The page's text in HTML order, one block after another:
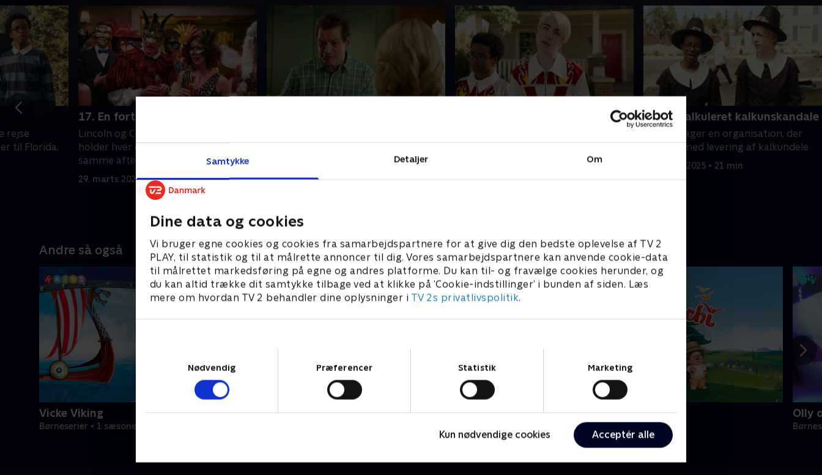
Samtykke Detaljer Om
Dine data og cookies
Vi bruger egne cookies og cookies fra samarbejdspartnere for at give dig den bedste oplevelse af TV 2
PLAY, til statistik og til at målrette annoncer til dig. Vores samarbejdspartnere kan anvende cookie-data
til målrettet markedsføring på egne og andres platforme. Du kan til- og fravælge cookies herunder, og
du kan altid trække dit samtykke tilbage ved at klikke på ’Cookie-indstillinger’ i bunden af siden. Læs
mere om hvordan TV 2 behandler dine oplysninger i TV 2s privatlivspolitik.
Nødvendig
Præferencer Statistik Marketing
Kun nødvendige cookies Acceptér alle
rejse
til Florida,
17. En fortælling om tre fester
Lincoln og Clyde, Lori og Leni, og Lucy
holder hver deres fest - alle på den
samme aften
29. marts 2025 • 21 min
Angie, opdager, at familien Højs
19. Et epos om episke uheld: en
ud fra en gigantisk cykelrampe går
20. En kalkuleret kalkunskandale
Lola opdager en organisation, der
svindler med levering af kalkundele
29. marts 2025 • 21 min
Andre så også
Vicke Viking
Børneserier • 1 sæsoner
Monchhichi
Børneserier • 1 sæsoner
Olly